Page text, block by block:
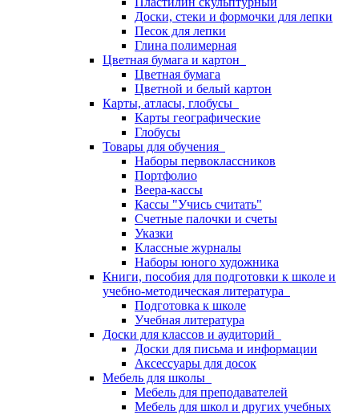
Доски, стеки и формочки для лепки
Песок для лепки
Глина полимерная
Цветная бумага и картон
Цветная бумага
Цветной и белый картон
Карты, атласы, глобусы
Карты географические
Глобусы
Товары для обучения
Наборы первоклассников
Портфолио
Веера-кассы
Кассы "Учись считать"
Счетные палочки и счеты
Указки
Классные журналы
Наборы юного художника
Книги, пособия для подготовки к школе и
учебно-методическая литература
Подготовка к школе
Учебная литература
Доски для классов и аудиторий
Доски для письма и информации
Аксессуары для досок
Мебель для школы
Мебель для преподавателей
Мебель для школ и других учебных